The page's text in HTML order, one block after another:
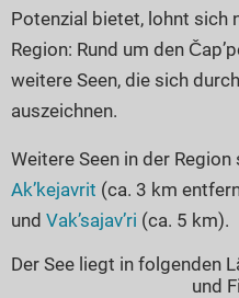
Potenzial bietet, lohnt sich
Region: Rund um den
weitere Seen, die sich
auszeichnen.
Weitere Seen in der
Ak’kejavrit (ca. 3 km
und Vak’sajav’ri (ca. 5 km).
Der See liegt in folgenden
und